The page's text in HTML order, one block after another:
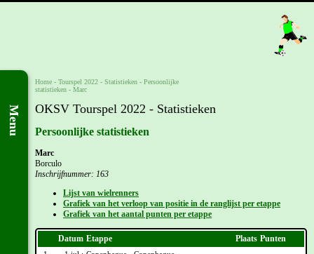
Menu
Home - Tourspel 2022 - Statistieken - Persoonlijke
statistieken - Marc
OKSV Tourspel 2022 - Statistieken
Persoonlijke statistieken
Marc
Borculo
Inschrijfnummer: 163
Lijst van wielrenners
Grafiek van het verloop van positie in de ranglijst per etappe
Grafiek van het aantal punten per etappe
Datum Etappe Plaats Punten